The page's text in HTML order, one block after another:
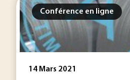
Conférence en ligne
14 Mars 2021